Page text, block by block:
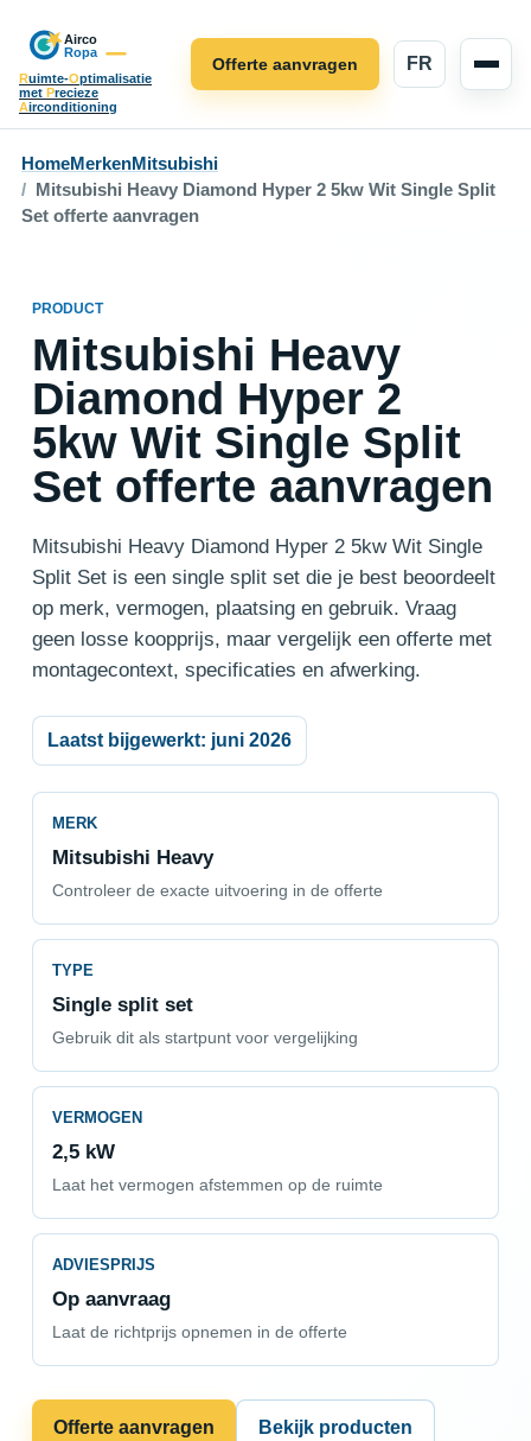
Ruimte-Optimalisatie
met Precieze
Airconditioning
FR
Offerte aanvragen
HomeMerkenMitsubishi
Mitsubishi Heavy Diamond Hyper 2 5kw Wit Single Split
Set offerte aanvragen
PRODUCT
Mitsubishi Heavy
Diamond Hyper 2
5kw Wit Single Split
Set offerte aanvragen
Mitsubishi Heavy Diamond Hyper 2 5kw Wit Single
Split Set is een single split set die je best beoordeelt
op merk, vermogen, plaatsing en gebruik. Vraag
geen losse koopprijs, maar vergelijk een offerte met
montagecontext, specificaties en afwerking.
Laatst bijgewerkt: juni 2026
MERK
Mitsubishi Heavy
Controleer de exacte uitvoering in de offerte
TYPE
Single split set
Gebruik dit als startpunt voor vergelijking
VERMOGEN
2,5 kW
Laat het vermogen afstemmen op de ruimte
ADVIESPRIJS
Op aanvraag
Laat de richtprijs opnemen in de offerte
Offerte aanvragen Bekijk producten